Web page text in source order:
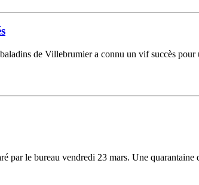
de Villebrumier a connu un vif succès
le bureau vendredi 23 mars. Une quarantaine